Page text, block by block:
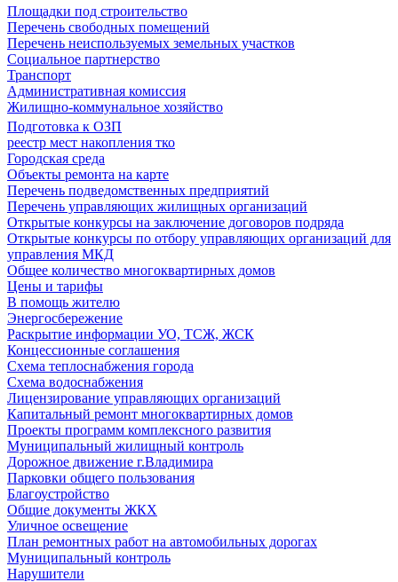
Площадки под строительство
Перечень свободных помещений
Перечень неиспользуемых земельных участков
Социальное партнерство
Транспорт
Административная комиссия
Жилищно-коммунальное хозяйство
Подготовка к ОЗП
реестр мест накопления тко
Городская среда
Объекты ремонта на карте
Перечень подведомственных предприятий
Перечень управляющих жилищных организаций
Открытые конкурсы на заключение договоров подряда
Открытые конкурсы по отбору управляющих организаций для
управления МКД
Общее количество многоквартирных домов
Цены и тарифы
В помощь жителю
Энергосбережение
Раскрытие информации УО, ТСЖ, ЖСК
Концессионные соглашения
Схема теплоснабжения города
Схема водоснабжения
Лицензирование управляющих организаций
Капитальный ремонт многоквартирных домов
Проекты программ комплексного развития
Муниципальный жилищный контроль
Дорожное движение г.Владимира
Парковки общего пользования
Благоустройство
Общие документы ЖКХ
Уличное освещение
План ремонтных работ на автомобильных дорогах
Муниципальный контроль
Нарушители